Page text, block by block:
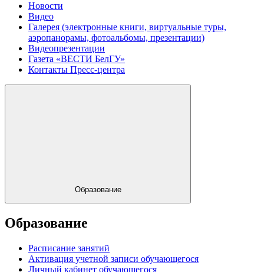
Новости
Видео
Галерея (электронные книги, виртуальные туры,
аэропанорамы, фотоальбомы, презентации)
Видеопрезентации
Газета «ВЕСТИ БелГУ»
Контакты Пресс-центра
Образование
Образование
Расписание занятий
Активация учетной записи обучающегося
Личный кабинет обучающегося